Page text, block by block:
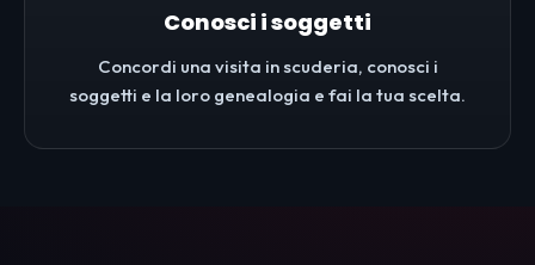
Conosci i soggetti
Concordi una visita in scuderia, conosci i
soggetti e la loro genealogia e fai la tua scelta.